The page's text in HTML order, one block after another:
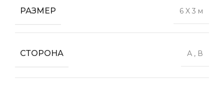
РАЗМЕР 6 X 3 м
СТОРОНА А , В